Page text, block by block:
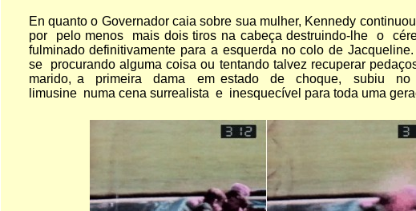
En quanto o Governador caia sobre sua mulher, Kennedy
por pelo menos mais dois tiros na cabeça destruindo-lhe o
fulminado definitivamente para a esquerda no colo de
se procurando alguma coisa ou tentando talvez recuperar
marido, a primeira dama em estado de choque, subiu no
limusine numa cena surrealista e inesquecível para toda uma